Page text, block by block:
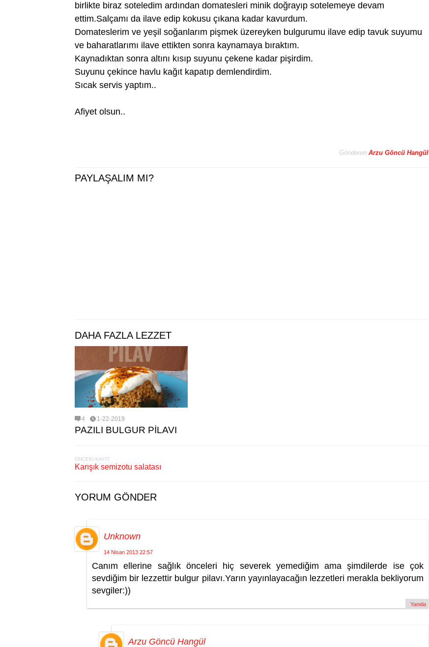
birlikte biraz soteledim ardından domatesleri minik doğrayıp sotelemeye devam
ettim.Salçamı da ilave edip kokusu çıkana kadar kavurdum.
Domateslerim ve yeşil soğanlarım pişmek üzereyken bulgurumu ilave edip tavuk suyumu
ve baharatlarımı ilave ettikten sonra kaynamaya bıraktım.
Kaynadıktan sonra altını kısıp suyunu çekene kadar pişirdim.
Suyunu çekince havlu kağıt kapatıp demlendirdim.
Sıcak servis yaptım..
Afiyet olsun..
Gönderen Arzu Göncü Hangül
PAYLAŞALIM MI?
DAHA FAZLA LEZZET
4 1-22-2019
PAZILI BULGUR PİLAVI
ÖNCEKI KAYIT
Karışık semizotu salatası
YORUM GÖNDER
Unknown
14 Nisan 2013 22:57
Canım ellerine sağlık önceleri hiç severek yemediğim ama şimdilerde ise çok
sevdiğim bir lezzettir bulgur pilavı.Yarın yayınlayacağın lezzetleri merakla bekliyorum
sevgiler:))
Yanıtla
Arzu Göncü Hangül